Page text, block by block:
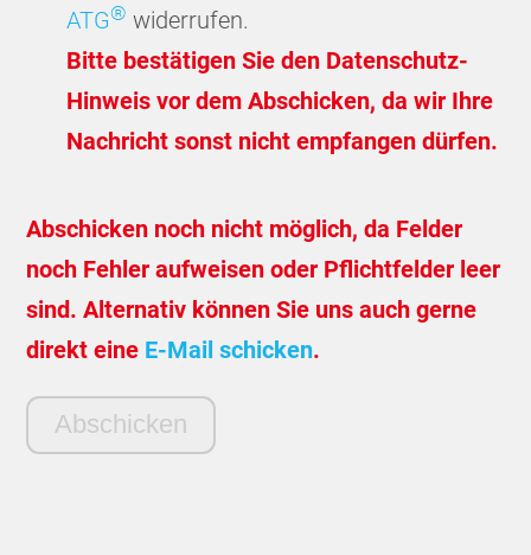
ATG® widerrufen.
Bitte bestätigen Sie den Datenschutz-
Hinweis vor dem Abschicken, da wir Ihre
Nachricht sonst nicht empfangen dürfen.
Abschicken noch nicht möglich, da Felder
noch Fehler aufweisen oder Pflichtfelder leer
sind. Alternativ können Sie uns auch gerne
direkt eine E-Mail schicken.